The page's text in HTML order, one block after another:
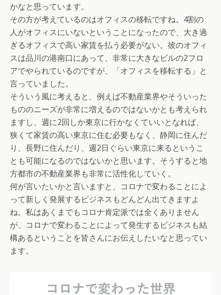
かなと思っています。
その方が考えているのはオフィスの移転ですね。4割の
人がオフィスにいないということになったので、大き過
ぎるオフィスで高い家賃を払う必要がない。彼のオフィ
スは品川の港南口にあって、非常に大きなビルの2フロ
アでやられているのですが、「オフィスを移転する」と
言っていました。
そういう風に考えると、例えば不動産業界やそういった
もののニーズが非常に増えるのではないかとも考えられ
ますし、週に2回しか東京に行かなくていいとなれば、
狭くて家賃の高い東京に住む必要もなく、静岡に住んだ
り、長野に住んだり、週2日ぐらい東京に来るというこ
とも可能になるのではないかと思います。そうすると地
方都市の不動産業界も非常に活性化していく。
何が言いたいかと言いますと、コロナで変わることによ
って新しく発展するビジネスもどんどん出てきますよ
ね。私はあくまでもコロナ肯定派では全くありません
が、コロナで変わることによって発生するビジネスも結
構あるということを皆さんにお伝えしたいなと思ってい
ます。